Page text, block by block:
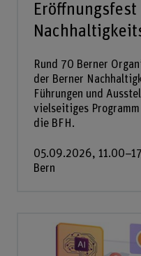
Rund 70 Berner
der Berner
Führungen und
vielseitiges
die BFH.
05.09.2026,
Bern